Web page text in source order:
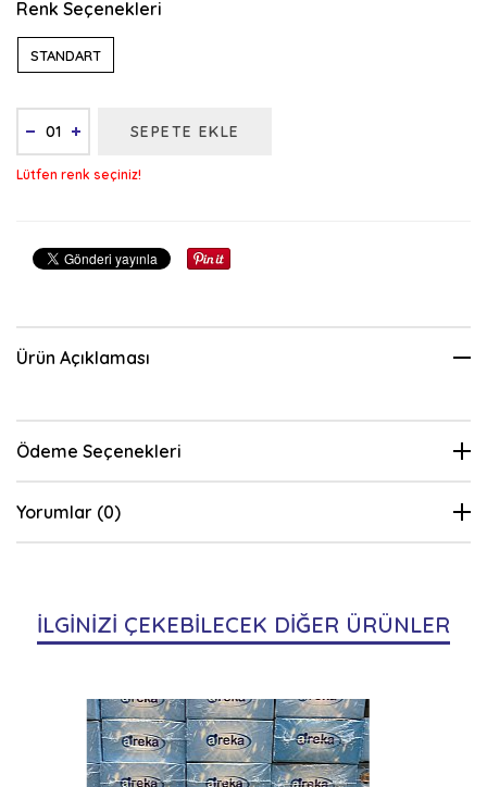
Renk Seçenekleri
STANDART
SEPETE EKLE
Lütfen renk seçiniz!
Ürün Açıklaması
Ödeme Seçenekleri
Yorumlar (0)
İLGİNİZİ ÇEKEBİLECEK DİĞER ÜRÜNLER